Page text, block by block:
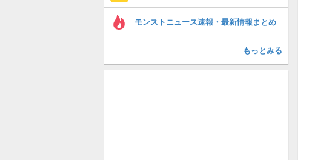
モンストニュース速報・最新情報まとめ
もっとみる